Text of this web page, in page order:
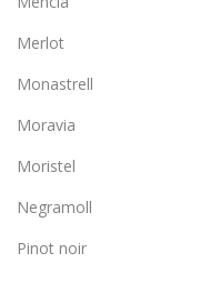
Merlot
Monastrell
Moravia
Moristel
Negramoll
Pinot noir